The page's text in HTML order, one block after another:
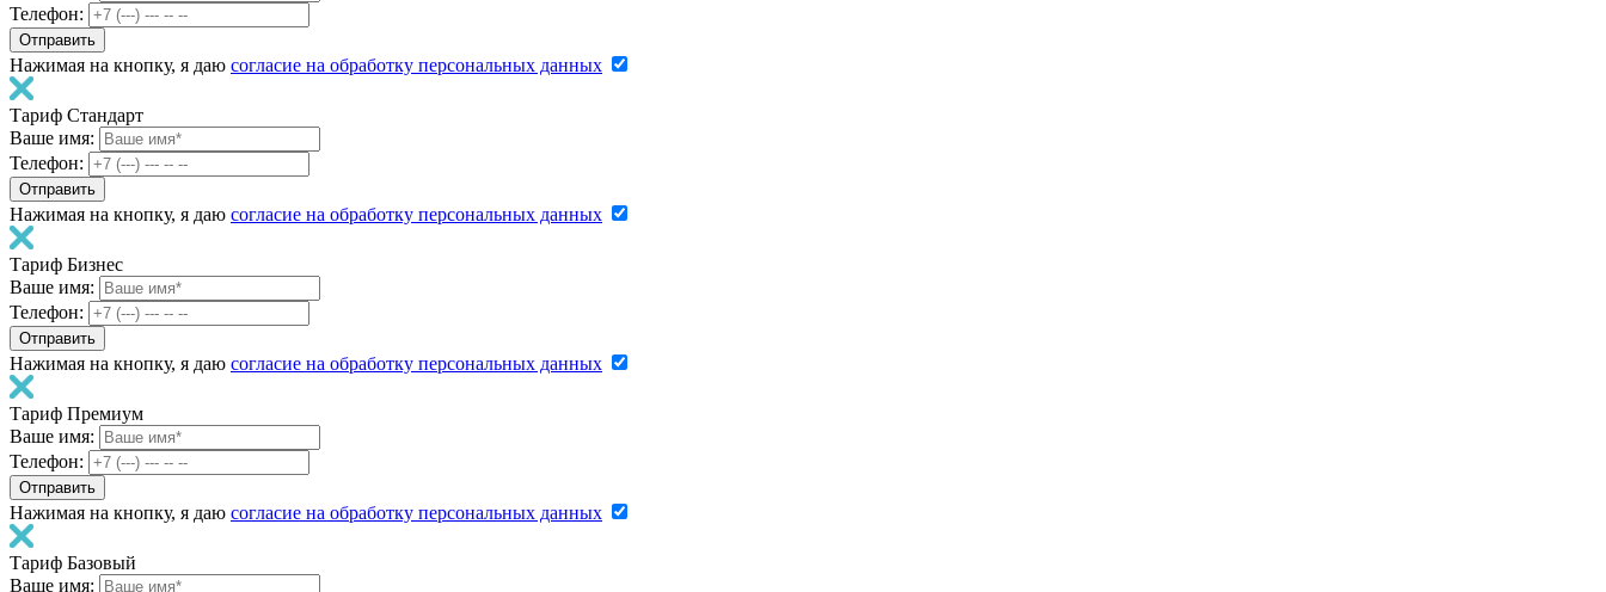
Телефон:
Нажимая на кнопку, я даю согласие на обработку персональных данных
Тариф Стандарт
Ваше имя:
Телефон:
Нажимая на кнопку, я даю согласие на обработку персональных данных
Тариф Бизнес
Ваше имя:
Телефон:
Нажимая на кнопку, я даю согласие на обработку персональных данных
Тариф Премиум
Ваше имя:
Телефон:
Нажимая на кнопку, я даю согласие на обработку персональных данных
Тариф Базовый
Ваше имя: